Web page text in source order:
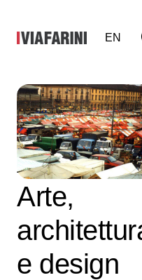
EN
Vito
Acconci.
Arte,
e design